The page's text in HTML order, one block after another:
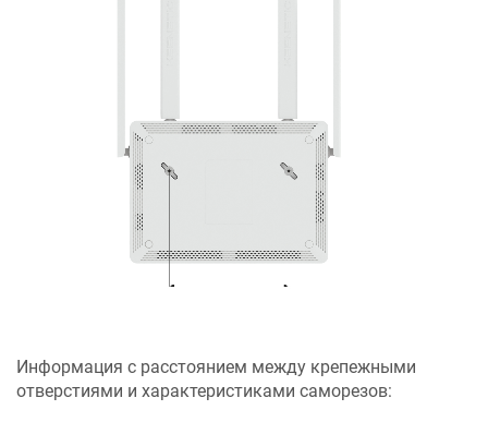
Информация с расстоянием между крепежными
отверстиями и характеристиками саморезов: